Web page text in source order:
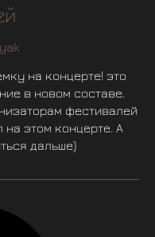
на концерте! это
в новом составе.
фестивалей
этом концерте. А
дальше)